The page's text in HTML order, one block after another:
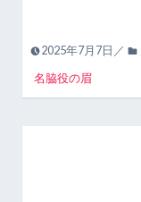
2025年7月7日／
名脇役の眉